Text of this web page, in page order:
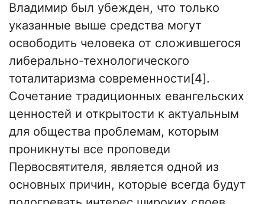
Владимир был убежден, что только
указанные выше средства могут
освободить человека от сложившегося
либерально-технологического
тоталитаризма современности[4].
Сочетание традиционных евангельских
ценностей и открытости к актуальным
для общества проблемам, которым
проникнуты все проповеди
Первосвятителя, является одной из
основных причин, которые всегда будут